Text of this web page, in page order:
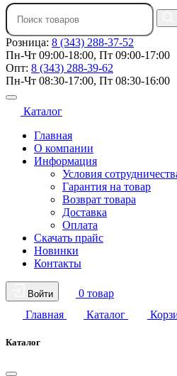
Розница: 8 (343) 288-37-52
Пн-Чт 09:00-18:00, Пт 09:00-17:00
Опт: 8 (343) 288-39-62
Пн-Чт 08:30-17:00, Пт 08:30-16:00
Каталог
Главная
О компании
Информация
Условия
Гарантия на товар
Возврат товара
Доставка
Оплата
Скачать прайс
Новинки
Контакты
Войти
0 товар
Главная
Каталог
Каталог